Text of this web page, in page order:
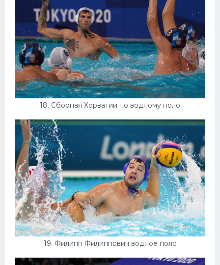
18. Сборная Хорватии по водному поло
19. Филипп Филиппович водное поло